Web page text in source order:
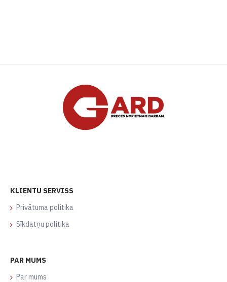
KLIENTU SERVISS
Privātuma politika
Sīkdatņu politika
PAR MUMS
Par mums